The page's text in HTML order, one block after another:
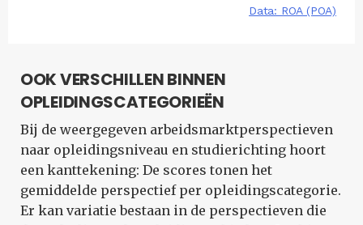
OOK VERSCHILLEN BINNEN
OPLEIDINGSCATEGORIEËN
Bij de weergegeven arbeidsmarktperspectieven
naar opleidingsniveau en studierichting hoort
een kanttekening: De scores tonen het
gemiddelde perspectief per opleidingscategorie.
Er kan variatie bestaan in de perspectieven die